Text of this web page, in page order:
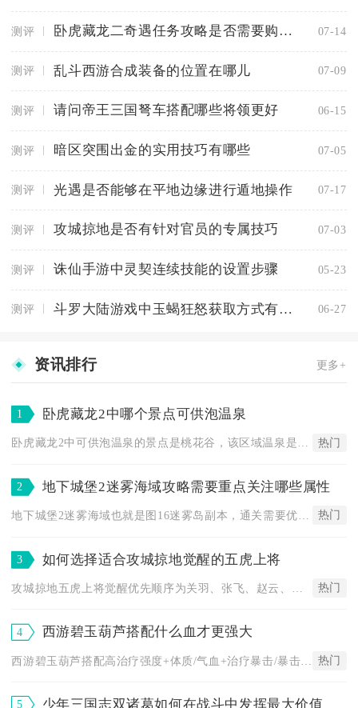
测评 卧虎藏龙二奇遇任务攻略是否需要购买道具 07-14
测评 乱斗西游合成装备的位置在哪儿 07-09
测评 请问帝王三国弩车搭配哪些将领更好 06-15
测评 暗区突围出金的实用技巧有哪些 07-05
测评 光遇是否能够在平地边缘进行遁地操作 07-17
测评 攻城掠地是否有针对官员的专属技巧 07-03
测评 诛仙手游中灵契连续技能的设置步骤 05-23
测评 斗罗大陆游戏中玉蝎狂怒获取方式有哪些 06-27
资讯排行 更多+
1 卧虎藏龙2中哪个景点可供泡温泉
卧虎藏龙2中可供泡温泉的景点是桃花谷，该区域温泉是游戏中期核... 热门
2 地下城堡2迷雾海域攻略需要重点关注哪些属性
地下城堡2迷雾海域也就是图16迷雾岛副本，通关需要优先堆高元... 热门
3 如何选择适合攻城掠地觉醒的五虎上将
热门
4 西游碧玉葫芦搭配什么血才更强大
热门
5 少年三国志双诸葛如何在战斗中发挥最大价值